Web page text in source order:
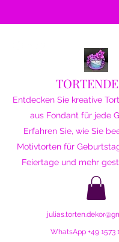
Entdecken Sie kreative
aus Fondant für jede
Erfahren Sie, wie Sie
Motivtorten für
Feiertage und mehr
WhatsApp +49 1573